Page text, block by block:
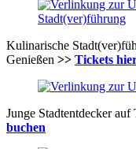
Kulinarische
Genießen >> Tickets
Junge Stadtentdecker
buchen